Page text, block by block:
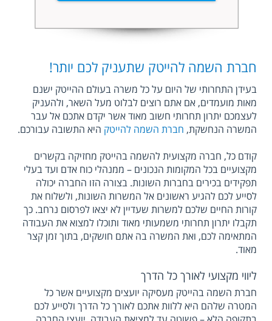
חברת השמה להייטק שתעניק לכם יותר!
בעידן התחרותי של היום על כל משרה בעולם ההייטק ישנם
מאות מועמדים, אם אתם רוצים לבלוט מעל השאר, ולהעניק
לעצמכם יתרון תחרותי חשוב מאוד אשר יקדם אתכם אל עבר
המשרה הנחשקת, חברת השמה להייטק היא התשובה עבורכם.
קודם כל, חברה מקצועית להשמה בהייטק מחזיקה בקשרים
מקצועיים בכל המקומות הנכונים – ממנהלי כוח אדם ועד בעלי
תפקידים בכירים בחברות השונות. בצורה הזו החברה יכולה
לסייע לכם להגיע ראשונים אל המשרות השונות, ולשלוח את
קורות החיים שלכם למשרות שעדיין לא יצאו לפרסום נרחב. כך
תקבלו יתרון תחרותי משמעותי מאוד ותוכלו למצוא את העבודה
המתאימה לכם, ואת המשרה בה אתם חושקים, בתוך זמן קצר
מאוד.
ליווי מקצועי לאורך כל הדרך
חברת השמה בהייטק מעסיקה יועצים מקצועיים אשר כל
המטרה שלהם היא ללוות אתכם לאורך כל הדרך ולסייע לכם